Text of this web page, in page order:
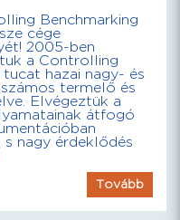
Benchmarking
cége
2005-ben
a Controlling
hazai nagy- és
termelő és
Elvégeztük a
átfogó
nagy érdeklődés
Tovább